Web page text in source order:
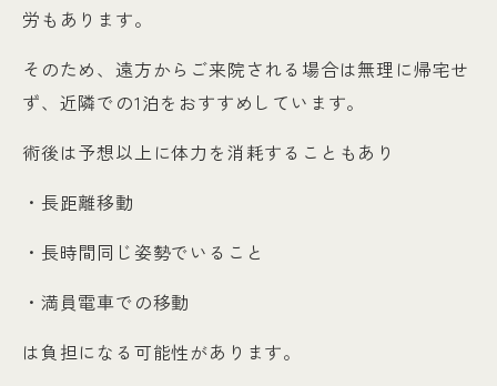
労もあります。
そのため、遠方からご来院される場合は無理に帰宅せ
ず、近隣での1泊をおすすめしています。
術後は予想以上に体力を消耗することもあり
・長距離移動
・長時間同じ姿勢でいること
・満員電車での移動
は負担になる可能性があります。